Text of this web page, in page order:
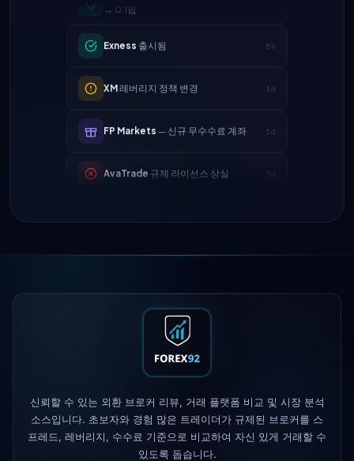
Exness
IC MarketsEUR/USD 스프레드 축소
레버리지 정책 변경
FP Markets— 신규 무수수료 계좌
AvaTrade규제 라이선스 상실 3d
Tickmill출금 속도 24시간으로 단축 4d
신뢰할 수 있는 외환 브로커 리뷰, 거래 플랫폼 비교 및 시장 분석
소스입니다. 초보자와 경험 많은 트레이더가 규제된 브로커를 스
프레드, 레버리지, 수수료 기준으로 비교하여 자신 있게 거래할 수
있도록 돕습니다.